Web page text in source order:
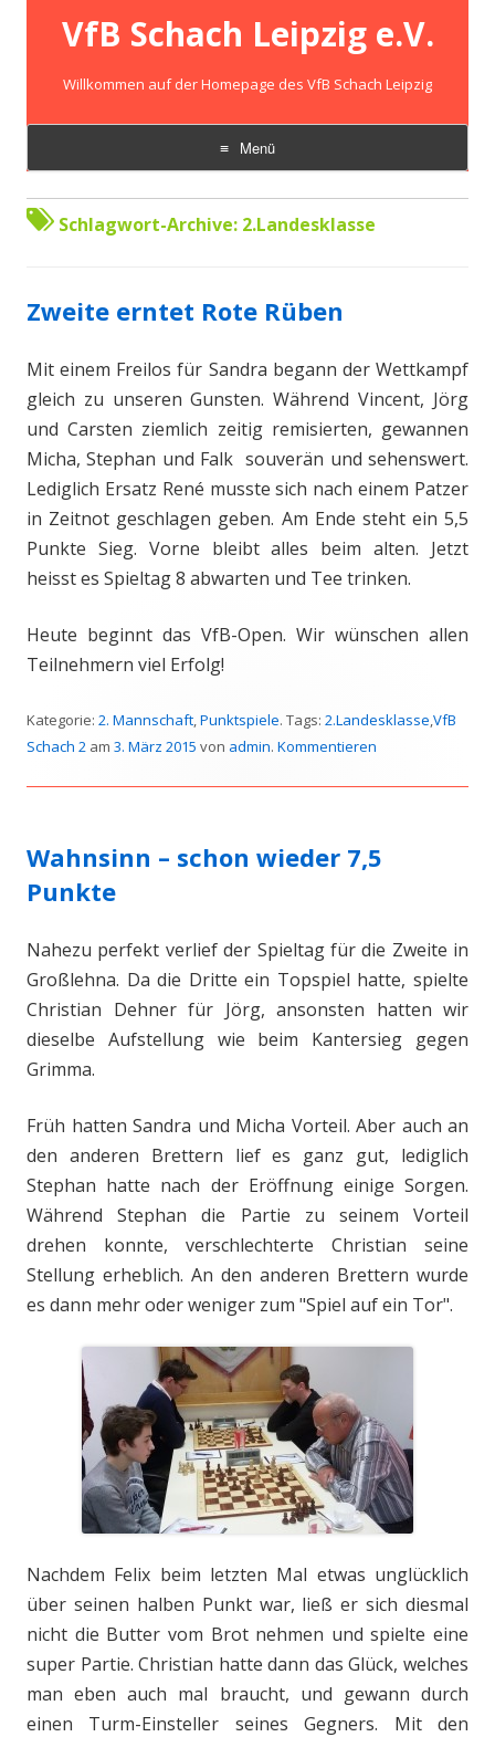
VfB Schach Leipzig e.V.
Willkommen auf der Homepage des VfB Schach Leipzig
Menü
Zum
Inhalt
springen
Schlagwort-Archive: 2.Landesklasse
Zweite erntet Rote Rüben
Mit einem Freilos für Sandra begann der Wettkampf
gleich zu unseren Gunsten. Während Vincent, Jörg
und Carsten ziemlich zeitig remisierten, gewannen
Micha, Stephan und Falk souverän und sehenswert.
Lediglich Ersatz René musste sich nach einem Patzer
in Zeitnot geschlagen geben. Am Ende steht ein 5,5
Punkte Sieg. Vorne bleibt alles beim alten. Jetzt
heisst es Spieltag 8 abwarten und Tee trinken.
Heute beginnt das VfB-Open. Wir wünschen allen
Teilnehmern viel Erfolg!
Kategorie: 2. Mannschaft,Punktspiele. Tags: 2.Landesklasse,VfB
Schach 2 am 3. März 2015 von admin. Kommentieren
Wahnsinn – schon wieder 7,5
Punkte
Nahezu perfekt verlief der Spieltag für die Zweite in
Großlehna. Da die Dritte ein Topspiel hatte, spielte
Christian Dehner für Jörg, ansonsten hatten wir
dieselbe Aufstellung wie beim Kantersieg gegen
Grimma.
Früh hatten Sandra und Micha Vorteil. Aber auch an
den anderen Brettern lief es ganz gut, lediglich
Stephan hatte nach der Eröffnung einige Sorgen.
Während Stephan die Partie zu seinem Vorteil
drehen konnte, verschlechterte Christian seine
Stellung erheblich. An den anderen Brettern wurde
es dann mehr oder weniger zum "Spiel auf ein Tor".
Nachdem Felix beim letzten Mal etwas unglücklich
über seinen halben Punkt war, ließ er sich diesmal
nicht die Butter vom Brot nehmen und spielte eine
super Partie. Christian hatte dann das Glück, welches
man eben auch mal braucht, und gewann durch
einen Turm-Einsteller seines Gegners. Mit den